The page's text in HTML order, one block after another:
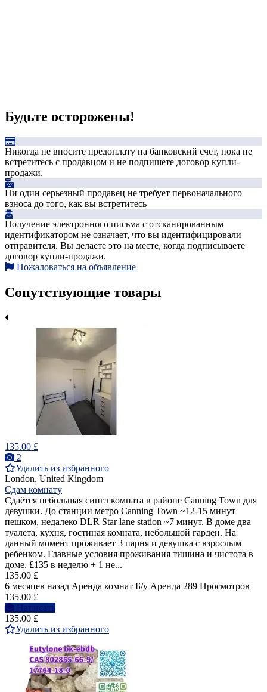
Будьте осторожены!
Никогда не вносите предоплату на банковский счет, пока не
встретитесь с продавцом и не подпишете договор купли-
продажи.
Ни один серьезный продавец не требует первоначального
взноса до того, как вы встретитесь
Получение электронного письма с отсканированным
идентификатором не означает, что вы идентифицировали
отправителя. Вы делаете это на месте, когда подписываете
договор купли-продажи.
Пожаловаться на объявление
Сопутствующие товары
135.00 £
2
Удалить из избранного
London, United Kingdom
Сдам комнату
Сдаётся небольшая сингл комната в районе Canning Town для
девушки. До станции метро Canning Town ~12-15 минут
пешком, недалеко DLR Star lane station ~7 минут. В доме два
туалета, кухня, гостиная комната, небольшой гарден. На
данный момент проживает 3 парня и девушка с взрослым
ребенком. Главные условия проживания тишина и чистота в
доме. £135 в неделю + 1 не...
135.00 £
6 месяцев назад Аренда комнат Б/у Аренда 289 Просмотров
135.00 £
Написать
135.00 £
Удалить из избранного